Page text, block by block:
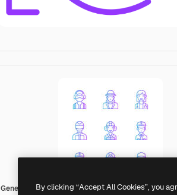
Generic gradient outline
By clicking “Accept All Cookies”, you